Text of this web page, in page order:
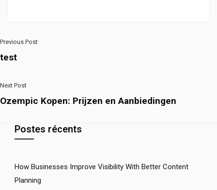
Previous Post
test
Next Post
Ozempic Kopen: Prijzen en Aanbiedingen
Postes récents
How Businesses Improve Visibility With Better Content
Planning